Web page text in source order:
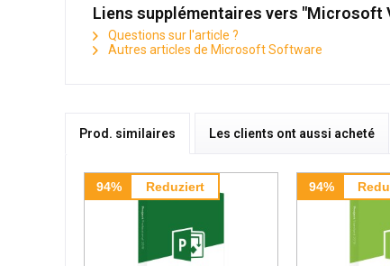
Liens supplémentaires vers "Microsoft
Questions sur l'article ?
Autres articles de Microsoft Software
Prod. similaires Les clients ont aussi acheté
94% Reduziert 94%